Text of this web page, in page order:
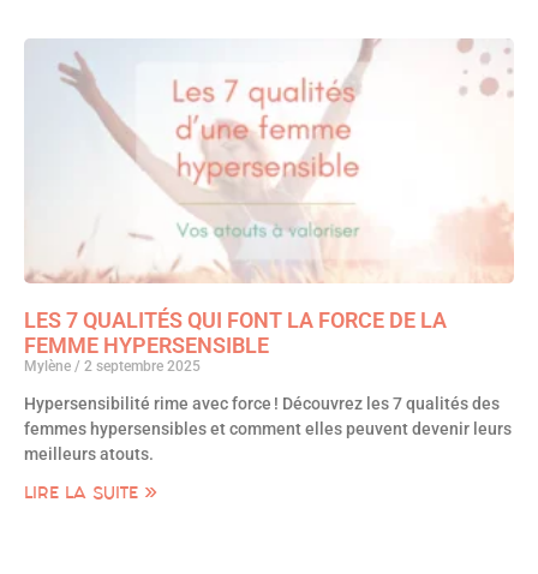
LES 7 QUALITÉS QUI FONT LA FORCE DE LA
FEMME HYPERSENSIBLE
Mylène 2 septembre 2025
Hypersensibilité rime avec force ! Découvrez les 7 qualités des
femmes hypersensibles et comment elles peuvent devenir leurs
meilleurs atouts.
LIRE LA SUITE »